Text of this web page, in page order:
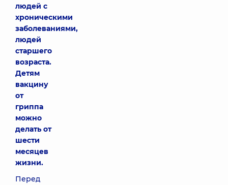
людей с
хроническими
заболеваниями,
людей
старшего
возраста.
Детям
вакцину
от
гриппа
можно
делать от
шести
месяцев
жизни.
Перед